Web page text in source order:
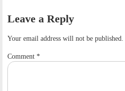
Leave a Reply
Your email address will not be published.
Comment *